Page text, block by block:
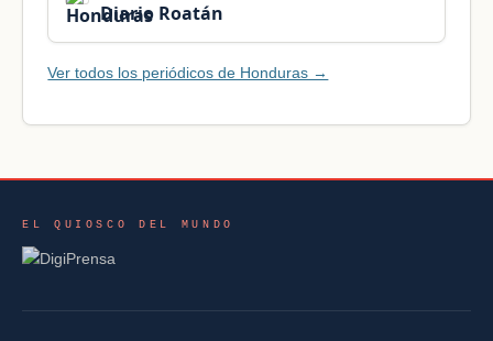
Diario Roatán
Ver todos los periódicos de Honduras →
EL QUIOSCO DEL MUNDO